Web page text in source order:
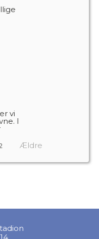
vi
I
Ældre